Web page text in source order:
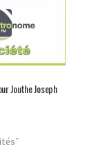
Jouthe Joseph